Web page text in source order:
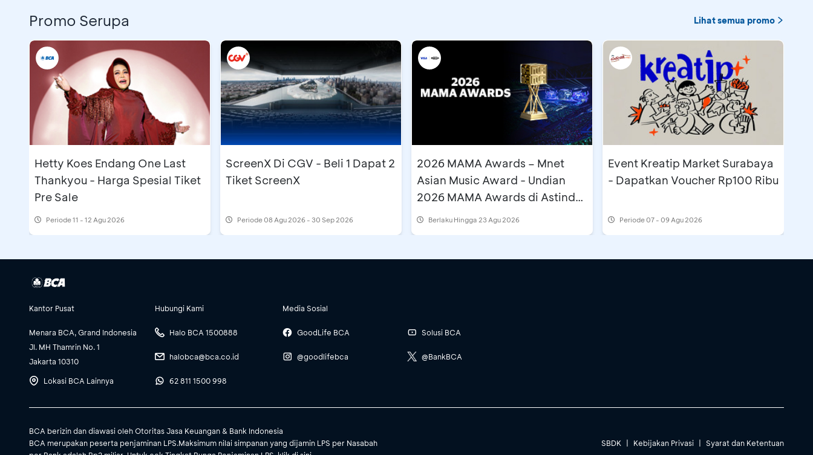
Promo Serupa Lihat semua promo
Hetty Koes Endang One Last
Thankyou - Harga Spesial Tiket
Pre Sale
Periode11 - 12 Agu 2026
ScreenX Di CGV - Beli 1 Dapat 2
Tiket ScreenX
Periode08 Agu 2026 - 30 Sep 2026
2026 MAMA Awards – Mnet
Asian Music Award - Undian
2026 MAMA Awards di Astindo
Travel Fair
Berlaku Hingga 23 Agu 2026
Event Kreatip Market Surabaya
- Dapatkan Voucher Rp100 Ribu
Periode07 - 09 Agu 2026
Kantor Pusat
Menara BCA, Grand Indonesia
Jl. MH Thamrin No. 1
Jakarta 10310
Lokasi BCA Lainnya
Hubungi Kami
Halo BCA 1500888
halobca@bca.co.id
62 811 1500 998
Media Sosial
GoodLife BCA
@goodlifebca
Solusi BCA
@BankBCA
BCA berizin dan diawasi oleh Otoritas Jasa Keuangan & Bank Indonesia
BCA merupakan peserta penjaminan LPS.Maksimum nilai simpanan yang dijamin LPS per Nasabah
SBDK | Kebijakan Privasi | Syarat dan Ketentuan